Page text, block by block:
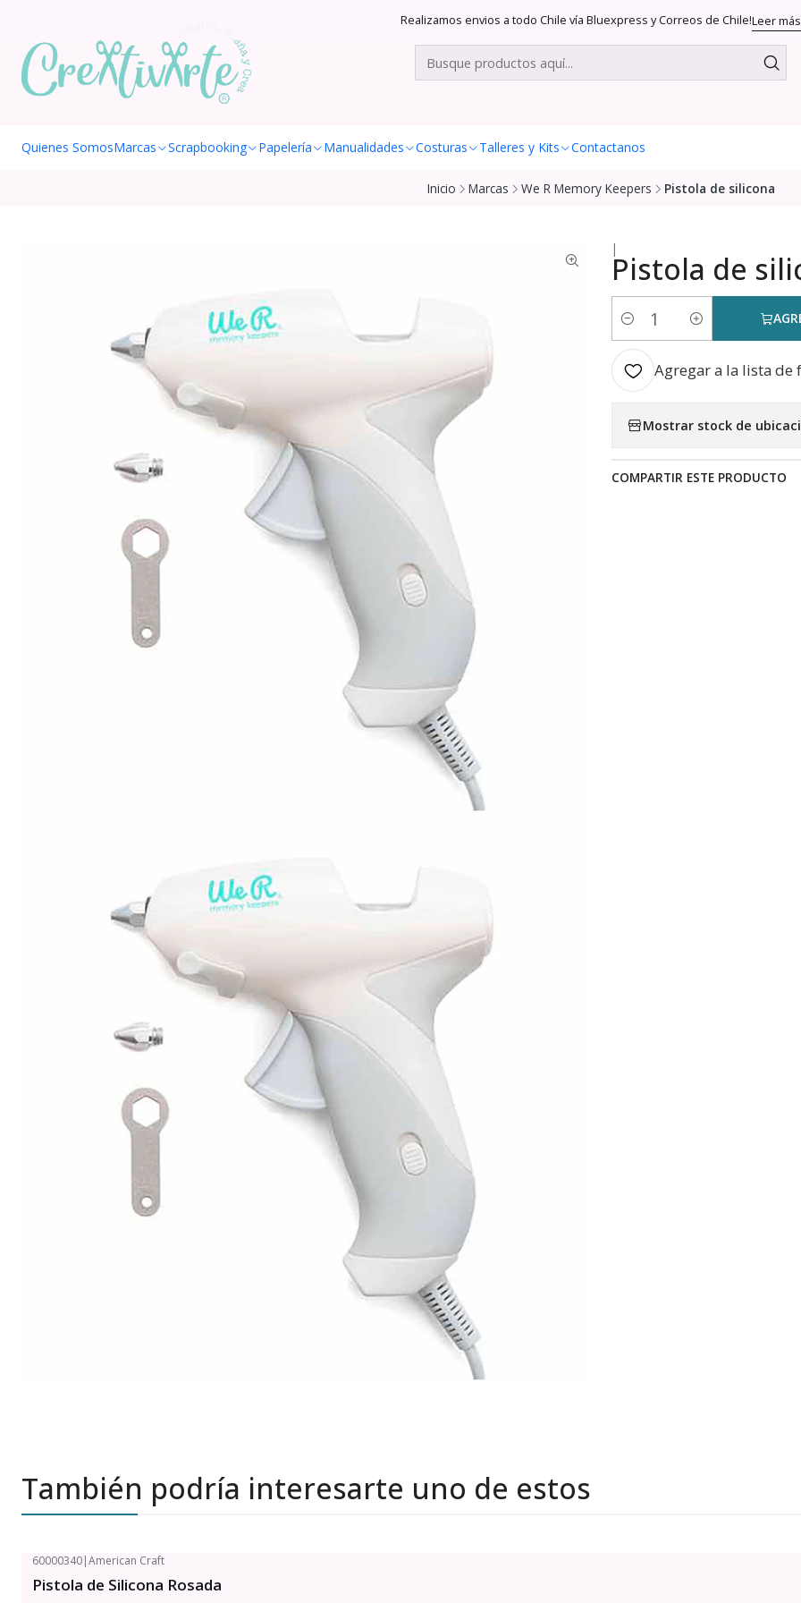
Quienes SomosMarcas Scrapbooking Papelería Manualidades Costuras Talleres y Kits Contactanos
Realizamos envios a todo Chile vía Bluexpress y Correos de Chile!Leer más
Inicio Marcas We R Memory Keepers Pistola de silicona
|
Pistola de
Cantidad
Agregar a la lista de
Mostrar stock de
COMPARTIR ESTE PRODUCTO
También podría interesarte uno de estos
60000340|American Craft
Pistola de Silicona Rosada